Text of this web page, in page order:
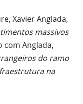
Xavier Anglada,
massivos
com Anglada,
do ramo
na